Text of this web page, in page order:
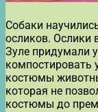
Собаки
осликов. Ослики
Зуле придумали
костюмы
которая не
костюмы до